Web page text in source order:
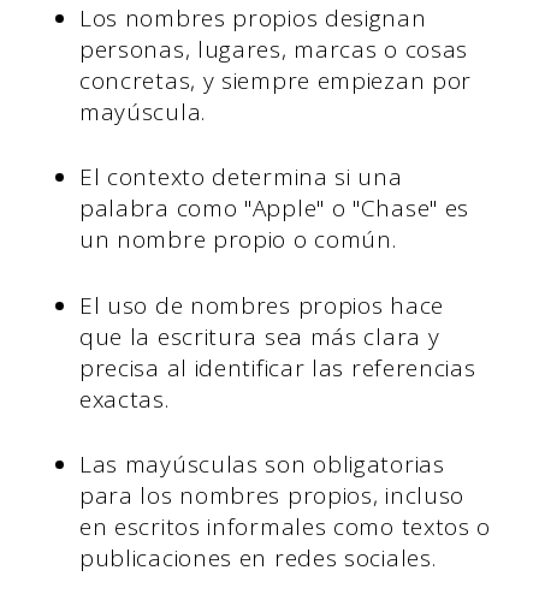
Los nombres propios designan
personas, lugares, marcas o cosas
concretas, y siempre empiezan por
mayúscula.
El contexto determina si una
palabra como "Apple" o "Chase" es
un nombre propio o común.
El uso de nombres propios hace
que la escritura sea más clara y
precisa al identificar las referencias
exactas.
Las mayúsculas son obligatorias
para los nombres propios, incluso
en escritos informales como textos o
publicaciones en redes sociales.